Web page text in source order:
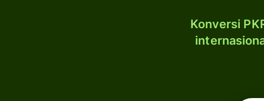
Konversi